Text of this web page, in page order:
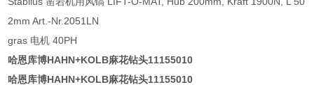
2mm Art.-Nr.2051LN
gras 电机 40PH
哈恩库博HAHN+KOLB麻花钻头11155010
哈恩库博HAHN+KOLB麻花钻头11155010